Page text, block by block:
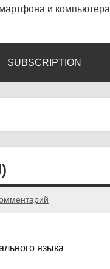
и компьютера
SUBSCRIPTION
языка